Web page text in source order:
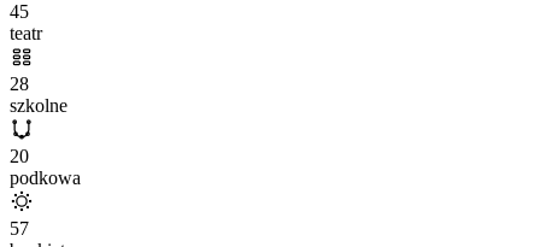
45
teatr
28
szkolne
20
podkowa
57